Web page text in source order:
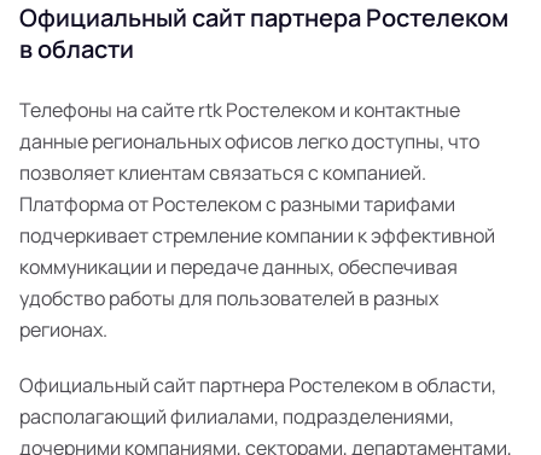
Официальный сайт партнера Ростелеком
в области
Телефоны на сайте rtk Ростелеком и контактные
данные региональных офисов легко доступны, что
позволяет клиентам связаться с компанией.
Платформа от Ростелеком с разными тарифами
подчеркивает стремление компании к эффективной
коммуникации и передаче данных, обеспечивая
удобство работы для пользователей в разных
регионах.
Официальный сайт партнера Ростелеком в области,
располагающий филиалами, подразделениями,
дочерними компаниями, секторами, департаментами,